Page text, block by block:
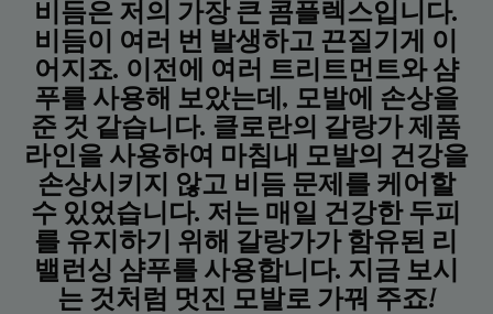
비듬은 저의 가장 큰 콤플렉스입니다.
비듬이 여러 번 발생하고 끈질기게 이
어지죠. 이전에 여러 트리트먼트와 샴
푸를 사용해 보았는데, 모발에 손상을
준 것 같습니다. 클로란의 갈랑가 제품
라인을 사용하여 마침내 모발의 건강을
손상시키지 않고 비듬 문제를 케어할
수 있었습니다. 저는 매일 건강한 두피
를 유지하기 위해 갈랑가가 함유된 리
밸런싱 샴푸를 사용합니다. 지금 보시
는 것처럼 멋진 모발로 가꿔 주죠!